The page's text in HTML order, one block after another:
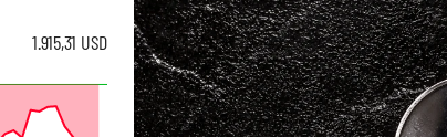
1.915,31 USD